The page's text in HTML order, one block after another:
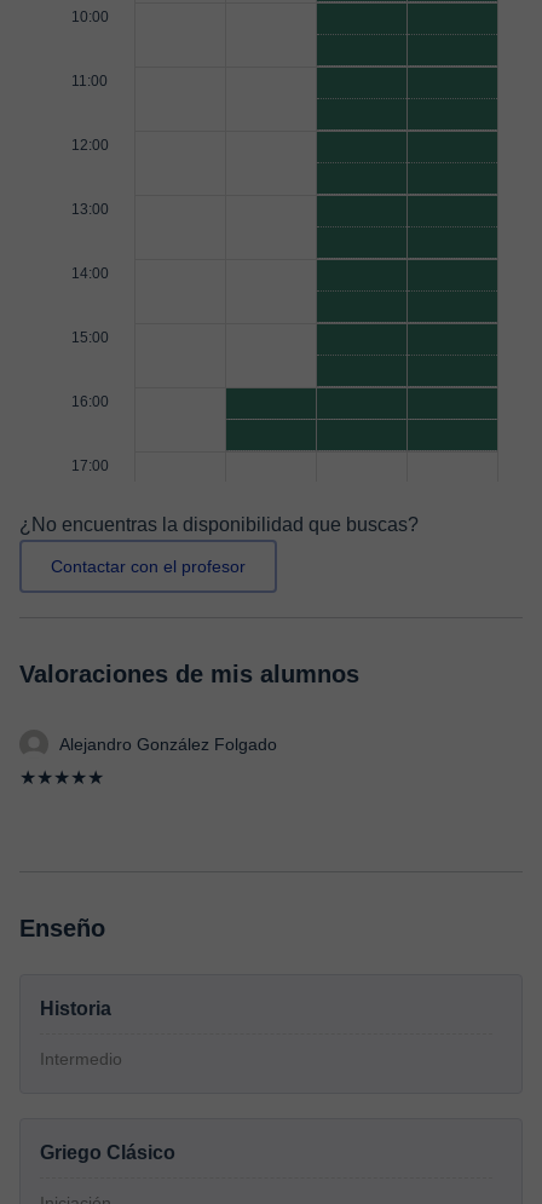
10:00
11:00
12:00
13:00
14:00
15:00
16:00
17:00
¿No encuentras la disponibilidad que buscas?
Contactar con el profesor
Valoraciones de mis alumnos
Alejandro González Folgado
★★★★★
Enseño
Historia
Intermedio
Griego Clásico